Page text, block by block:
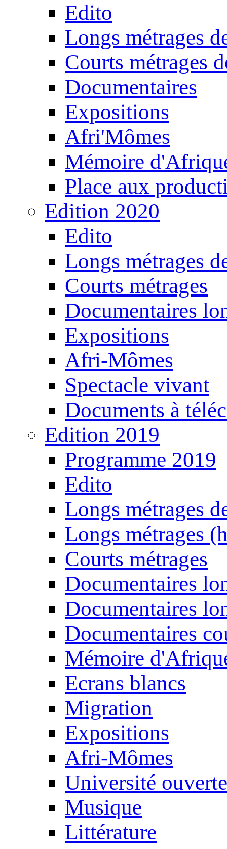
Edito
Longs métrages
Courts métrages
Documentaires
Expositions
Afri'Mômes
Mémoire
Place aux
Edition 2020
Edito
Longs métrages
Courts métrages
Documentaires
Expositions
Afri-Mômes
Spectacle vivant
Documents à
Edition 2019
Programme 2019
Edito
Longs métrages
Longs métrages
Courts métrages
Documentaires
Documentaires
Documentaires
Mémoire
Ecrans blancs
Migration
Expositions
Afri-Mômes
Université ouverte
Musique
Littérature